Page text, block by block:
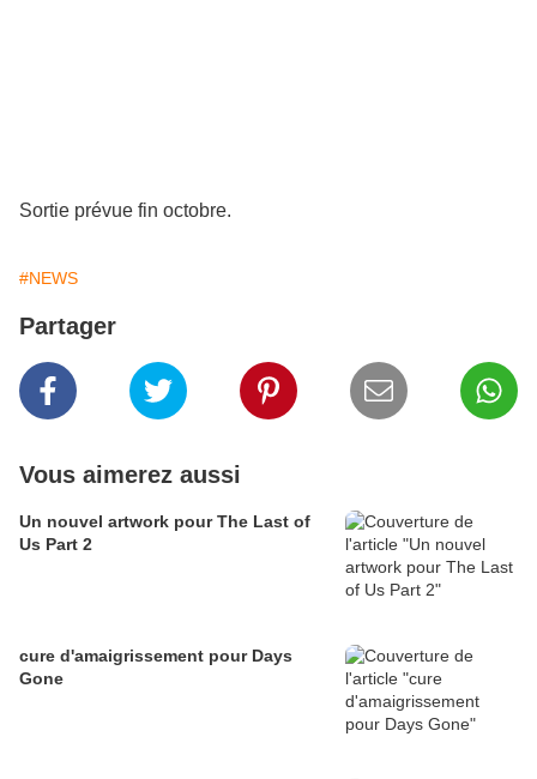
Sortie prévue fin octobre.
#NEWS
Partager
Vous aimerez aussi
Un nouvel artwork pour The Last of
Us Part 2
cure d'amaigrissement pour Days
Gone